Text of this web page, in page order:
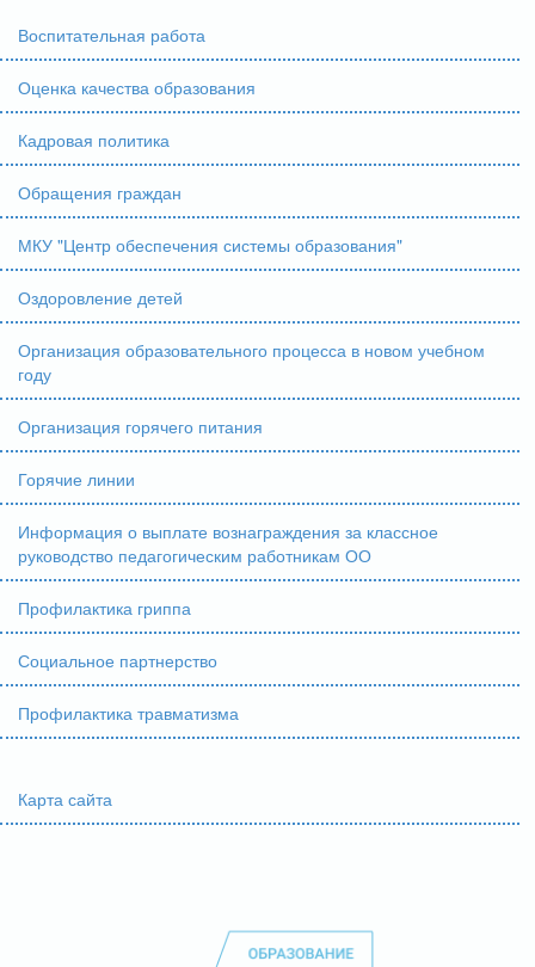
Воспитательная работа
Оценка качества образования
Кадровая политика
Обращения граждан
МКУ "Центр обеспечения системы образования"
Оздоровление детей
Организация образовательного процесса в новом учебном
году
Организация горячего питания
Горячие линии
Информация о выплате вознаграждения за классное
руководство педагогическим работникам ОО
Профилактика гриппа
Социальное партнерство
Профилактика травматизма
Карта сайта